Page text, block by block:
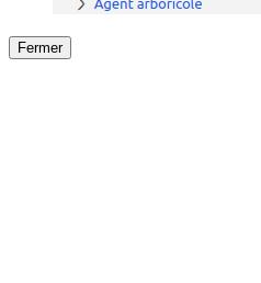
Fermer